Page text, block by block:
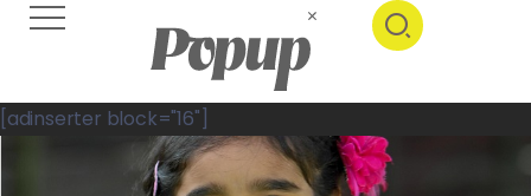
[adinserter block="16"]